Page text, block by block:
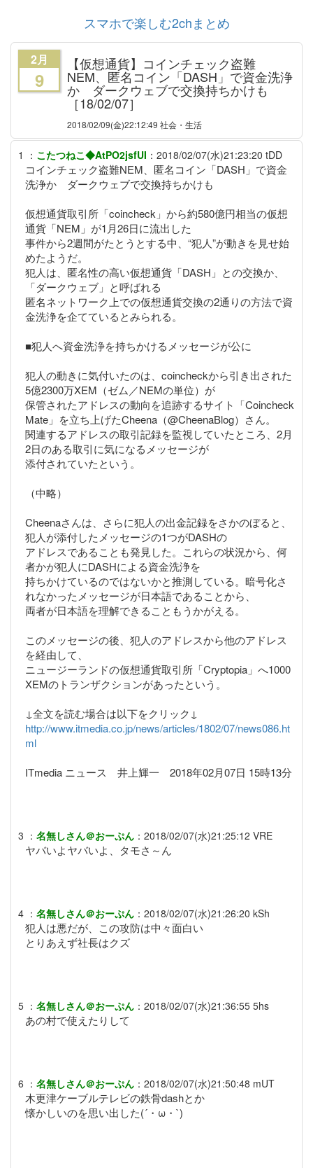
スマホで楽しむ2chまとめ
2月
9
【仮想通貨】コインチェック盗難
NEM、匿名コイン「DASH」で資金洗浄
か ダークウェブで交換持ちかけも
［18/02/07］
2018/02/09(金)22:12:49 社会・生活
1 ： こたつねこ◆AtPO2jsfUI ： 2018/02/07(水)21:23:20 tDD
コインチェック盗難NEM、匿名コイン「DASH」で資金
洗浄か ダークウェブで交換持ちかけも
仮想通貨取引所「coincheck」から約580億円相当の仮想
通貨「NEM」が1月26日に流出した
事件から2週間がたとうとする中、“犯人”が動きを見せ始
めたようだ。
犯人は、匿名性の高い仮想通貨「DASH」との交換か、
「ダークウェブ」と呼ばれる
匿名ネットワーク上での仮想通貨交換の2通りの方法で資
金洗浄を企てているとみられる。
■犯人へ資金洗浄を持ちかけるメッセージが公に
犯人の動きに気付いたのは、coincheckから引き出された
5億2300万XEM（ゼム／NEMの単位）が
保管されたアドレスの動向を追跡するサイト「Coincheck
Mate」を立ち上げたCheena（@CheenaBlog）さん。
関連するアドレスの取引記録を監視していたところ、2月
2日のある取引に気になるメッセージが
添付されていたという。
（中略）
Cheenaさんは、さらに犯人の出金記録をさかのぼると、
犯人が添付したメッセージの1つがDASHの
アドレスであることも発見した。これらの状況から、何
者かが犯人にDASHによる資金洗浄を
持ちかけているのではないかと推測している。暗号化さ
れなかったメッセージが日本語であることから、
両者が日本語を理解できることもうかがえる。
このメッセージの後、犯人のアドレスから他のアドレス
を経由して、
ニュージーランドの仮想通貨取引所「Cryptopia」へ1000
XEMのトランザクションがあったという。
↓全文を読む場合は以下をクリック↓
http://www.itmedia.co.jp/news/articles/1802/07/news086.ht
ml
ITmedia ニュース 井上輝一 2018年02月07日 15時13分
3 ： 名無しさん＠おーぷん ： 2018/02/07(水)21:25:12 VRE
ヤバいよヤバいよ、タモさ～ん
4 ： 名無しさん＠おーぷん ： 2018/02/07(水)21:26:20 kSh
犯人は悪だが、この攻防は中々面白い
とりあえず社長はクズ
5 ： 名無しさん＠おーぷん ： 2018/02/07(水)21:36:55 5hs
あの村で使えたりして
6 ： 名無しさん＠おーぷん ： 2018/02/07(水)21:50:48 mUT
木更津ケーブルテレビの鉄骨dashとか
懐かしいのを思い出した(´・ω・`)